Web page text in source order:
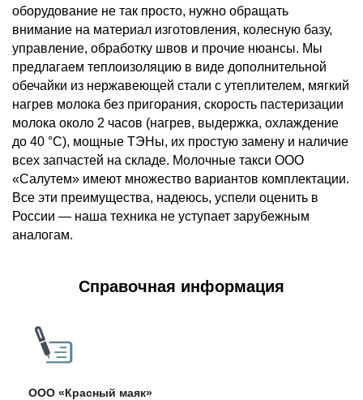
оборудование не так просто, нужно обращать
внимание на материал изготовления, колесную базу,
управление, обработку швов и прочие нюансы. Мы
предлагаем теплоизоляцию в виде дополнительной
обечайки из нержавеющей стали с утеплителем, мягкий
нагрев молока без пригорания, скорость пастеризации
молока около 2 часов (нагрев, выдержка, охлаждение
до 40 °С), мощные ТЭНы, их простую замену и наличие
всех запчастей на складе. Молочные такси ООО
«Салутем» имеют множество вариантов комплектации.
Все эти преимущества, надеюсь, успели оценить в
России — наша техника не уступает зарубежным
аналогам.
Справочная информация
ООО «Красный маяк»